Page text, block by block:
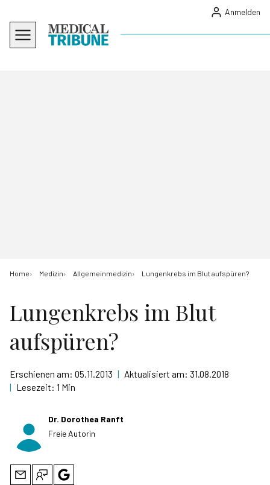
Anmelden
Home Medizin Allgemeinmedizin Lungenkrebs im Blut aufspüren?
Lungenkrebs im Blut
aufspüren?
Erschienen am: 05.11.2013 | Aktualisiert am: 31.08.2018
| Lesezeit: 1 Min
Dr. Dorothea Ranft
Freie Autorin